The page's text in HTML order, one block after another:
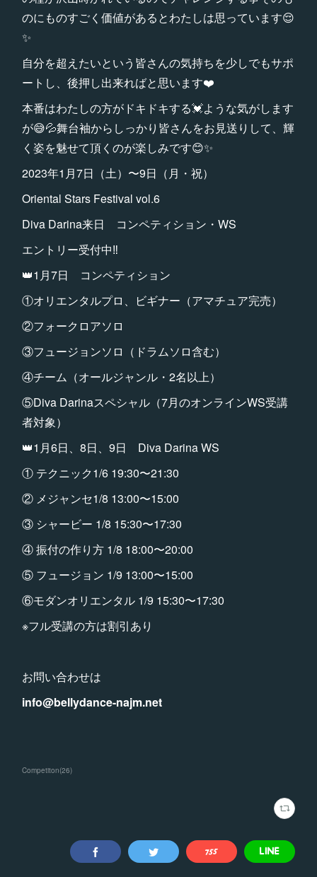
のにものすごく価値があるとわたしは思っています😌
✨
自分を超えたいという皆さんの気持ちを少しでもサポ
ートし、後押し出来ればと思います❤️
本番はわたしの方がドキドキする💓ような気がします
が😅💦舞台袖からしっかり皆さんをお見送りして、輝
く姿を魅せて頂くのが楽しみです😊✨
2023年1月7日（土）〜9日（月・祝）
Oriental Stars Festival vol.6
Diva Darina来日 コンペティション・WS
エントリー受付中‼️
👑1月7日 コンペティション
①オリエンタルプロ、ビギナー（アマチュア完売）
②フォークロアソロ
③フュージョンソロ（ドラムソロ含む）
④チーム（オールジャンル・2名以上）
⑤Diva Darinaスペシャル（7月のオンラインWS受講
者対象）
👑1月6日、8日、9日 Diva Darina WS
① テクニック1/6 19:30〜21:30
② メジャンセ1/8 13:00〜15:00
③ シャービー 1/8 15:30〜17:30
④ 振付の作り方 1/8 18:00〜20:00
⑤ フュージョン 1/9 13:00〜15:00
⑥モダンオリエンタル 1/9 15:30〜17:30
※フル受講の方は割引あり
お問い合わせは
info@bellydance-najm.net
Competiton(26)